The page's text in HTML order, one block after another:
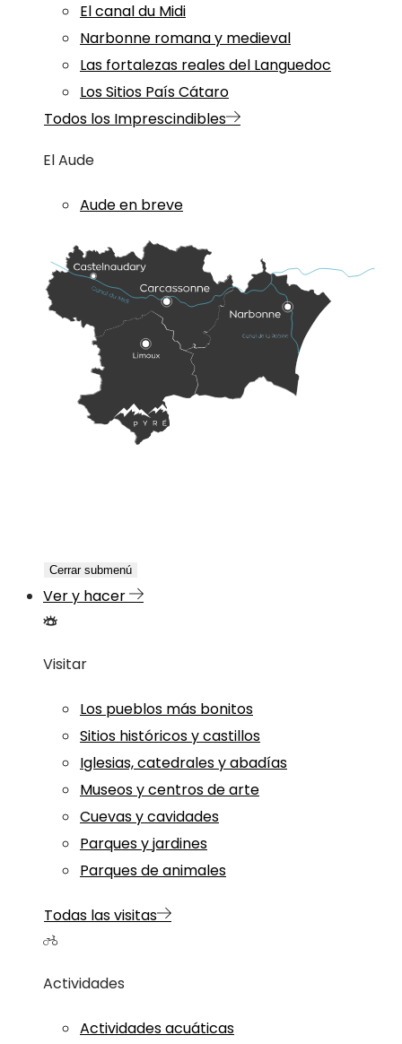
El canal du Midi
Narbonne romana y medieval
Las fortalezas reales del Languedoc
Los Sitios País Cátaro
Todos los Imprescindibles
El Aude
Aude en breve
Cerrar submenú
Ver y hacer
Visitar
Los pueblos más bonitos
Sitios históricos y castillos
Iglesias, catedrales y abadías
Museos y centros de arte
Cuevas y cavidades
Parques y jardines
Parques de animales
Todas las visitas
Actividades
Actividades acuáticas